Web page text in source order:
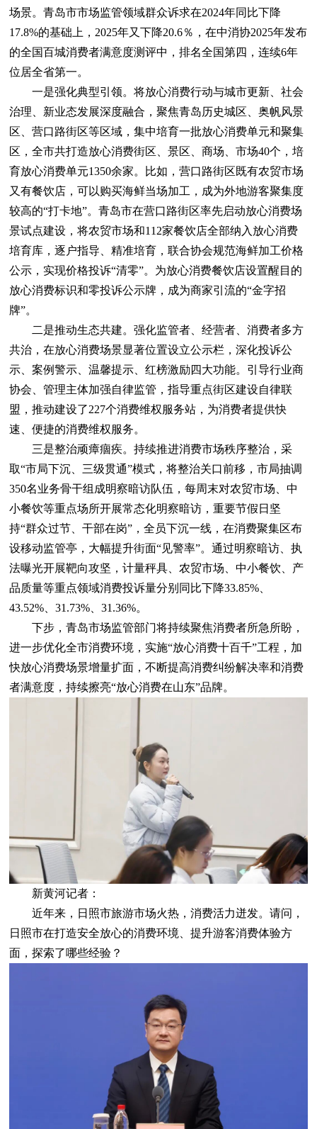
场景。青岛市市场监管领域群众诉求在2024年同比下降
17.8%的基础上，2025年又下降20.6％，在中消协2025年发布
的全国百城消费者满意度测评中，排名全国第四，连续6年
位居全省第一。
一是强化典型引领。将放心消费行动与城市更新、社会
治理、新业态发展深度融合，聚焦青岛历史城区、奥帆风景
区、营口路街区等区域，集中培育一批放心消费单元和聚集
区，全市共打造放心消费街区、景区、商场、市场40个，培
育放心消费单元1350余家。比如，营口路街区既有农贸市场
又有餐饮店，可以购买海鲜当场加工，成为外地游客聚集度
较高的“打卡地”。青岛市在营口路街区率先启动放心消费场
景试点建设，将农贸市场和112家餐饮店全部纳入放心消费
培育库，逐户指导、精准培育，联合协会规范海鲜加工价格
公示，实现价格投诉“清零”。为放心消费餐饮店设置醒目的
放心消费标识和零投诉公示牌，成为商家引流的“金字招
牌”。
二是推动生态共建。强化监管者、经营者、消费者多方
共治，在放心消费场景显著位置设立公示栏，深化投诉公
示、案例警示、温馨提示、红榜激励四大功能。引导行业商
协会、管理主体加强自律监管，指导重点街区建设自律联
盟，推动建设了227个消费维权服务站，为消费者提供快
速、便捷的消费维权服务。
三是整治顽瘴痼疾。持续推进消费市场秩序整治，采
取“市局下沉、三级贯通”模式，将整治关口前移，市局抽调
350名业务骨干组成明察暗访队伍，每周末对农贸市场、中
小餐饮等重点场所开展常态化明察暗访，重要节假日坚
持“群众过节、干部在岗”，全员下沉一线，在消费聚集区布
设移动监管亭，大幅提升街面“见警率”。通过明察暗访、执
法曝光开展靶向攻坚，计量秤具、农贸市场、中小餐饮、产
品质量等重点领域消费投诉量分别同比下降33.85%、
43.52%、31.73%、31.36%。
下步，青岛市场监管部门将持续聚焦消费者所急所盼，
进一步优化全市消费环境，实施“放心消费十百千”工程，加
快放心消费场景增量扩面，不断提高消费纠纷解决率和消费
者满意度，持续擦亮“放心消费在山东”品牌。
新黄河记者：
近年来，日照市旅游市场火热，消费活力迸发。请问，
日照市在打造安全放心的消费环境、提升游客消费体验方
面，探索了哪些经验？